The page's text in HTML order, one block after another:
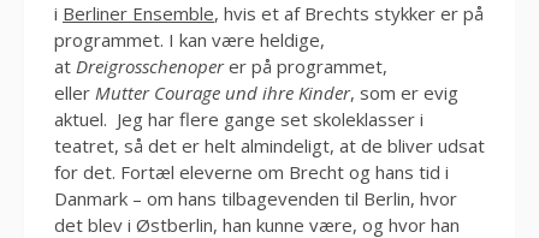
i Berliner Ensemble, hvis et af Brechts stykker er på
programmet. I kan være heldige,
at Dreigrosschenoperer på programmet,
eller Mutter Courage und ihre Kinder, som er evig
aktuel. Jeg har flere gange set skoleklasser i
teatret, så det er helt almindeligt, at de bliver udsat
for det. Fortæl eleverne om Brecht og hans tid i
Danmark – om hans tilbagevenden til Berlin, hvor
det blev i Østberlin, han kunne være, og hvor han